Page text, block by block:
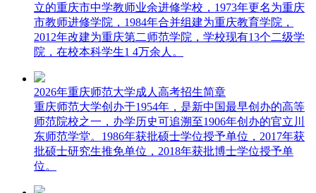
立的重庆市中学教师业余进修学校，1973年更名为重庆
市教师进修学院，1984年合并组建为重庆教育学院，
2012年改建为重庆第二师范学院，学校现有13个二级学
院，在校本科学生1 4万余人。
2026年重庆师范大学成人高考招生简章
重庆师范大学创办于1954年，是新中国最早创办的高等
师范院校之一，办学历史可追溯至1906年创办的官立川
东师范学堂。1986年获批硕士学位授予单位，2017年获
批硕士研究生推免单位，2018年获批博士学位授予单
位。